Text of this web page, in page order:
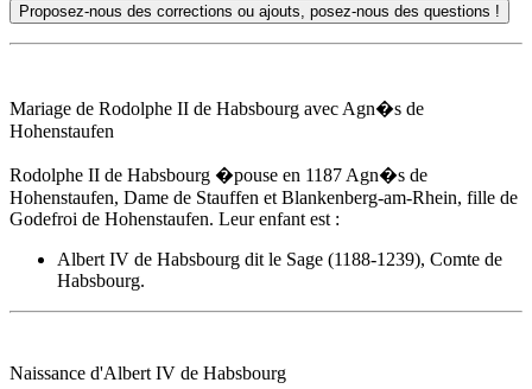
Mariage de Rodolphe II de Habsbourg avec Agn�s de
Hohenstaufen
Rodolphe II de Habsbourg �pouse en 1187 Agn�s de
Hohenstaufen, Dame de Stauffen et Blankenberg-am-Rhein, fille de
Godefroi de Hohenstaufen. Leur enfant est :
Albert IV de Habsbourg dit le Sage (1188-1239), Comte de
Habsbourg.
Naissance d'Albert IV de Habsbourg